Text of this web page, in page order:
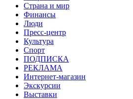
Страна и мир
Финансы
Люди
Пресс-центр
Культура
Спорт
ПОДПИСКА
РЕКЛАМА
Интернет-магазин
Экскурсии
Выставки